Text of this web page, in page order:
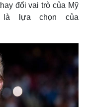
đổi vai trò của Mỹ
là lựa chọn của